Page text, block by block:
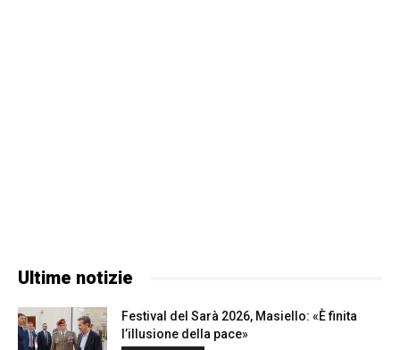
Ultime notizie
Festival del Sarà 2026, Masiello: «È finita
l’illusione della pace»